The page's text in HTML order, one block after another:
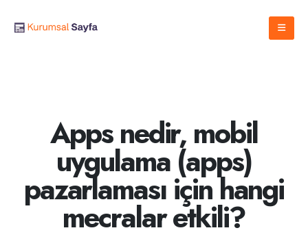
Apps nedir, mobil
uygulama (apps)
pazarlaması için hangi
mecralar etkili?